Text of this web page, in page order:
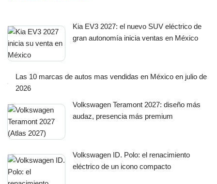
Kia EV3 2027: el nuevo SUV eléctrico de
gran autonomía inicia ventas en México
Las 10 marcas de autos mas vendidas en México en julio de
2026
Volkswagen Teramont 2027: diseño más
audaz, presencia más premium
Volkswagen ID. Polo: el renacimiento
eléctrico de un icono compacto